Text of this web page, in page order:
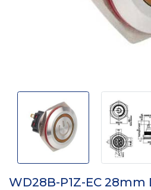
WD28B-P1Z-EC 28mm